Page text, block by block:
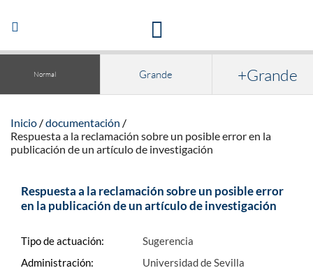
Abrir/Cerrar
navegación
Normal Grande +Grande
Inicio
documentación
Respuesta a la reclamación sobre un posible error en la
publicación de un artículo de investigación
Respuesta a la reclamación sobre un posible error
en la publicación de un artículo de investigación
Tipo de actuación:
Sugerencia
Administración:
Universidad de Sevilla